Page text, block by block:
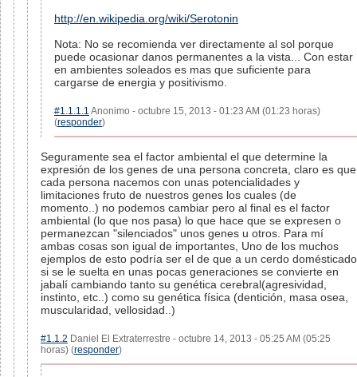
http://en.wikipedia.org/wiki/Serotonin
Nota: No se recomienda ver directamente al sol porque
puede ocasionar danos permanentes a la vista... Con estar
en ambientes soleados es mas que suficiente para
cargarse de energia y positivismo.
#1.1.1.1 Anonimo - octubre 15, 2013 - 01:23 AM (01:23 horas)
(responder)
Seguramente sea el factor ambiental el que determine la
expresión de los genes de una persona concreta, claro es que
cada persona nacemos con unas potencialidades y
limitaciones fruto de nuestros genes los cuales (de
momento..) no podemos cambiar pero al final es el factor
ambiental (lo que nos pasa) lo que hace que se expresen o
permanezcan "silenciados" unos genes u otros. Para mí
ambas cosas son igual de importantes, Uno de los muchos
ejemplos de esto podría ser el de que a un cerdo domésticado
si se le suelta en unas pocas generaciones se convierte en
jabalí cambiando tanto su genética cerebral(agresividad,
instinto, etc..) como su genética física (dentición, masa osea,
muscularidad, vellosidad..)
#1.1.2 Daniel El Extraterrestre - octubre 14, 2013 - 05:25 AM (05:25
horas) (responder)